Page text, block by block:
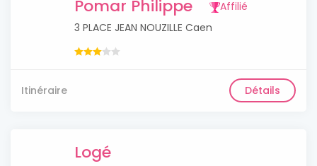
Pomar Philippe
Affilié
3 PLACE JEAN NOUZILLE Caen
Itinéraire Détails
Logé